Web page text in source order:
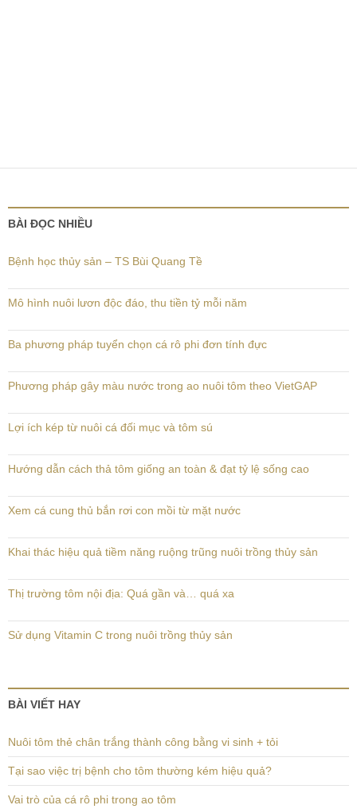
BÀI ĐỌC NHIỀU
Bệnh học thủy sản – TS Bùi Quang Tề
Mô hình nuôi lươn độc đáo, thu tiền tỷ mỗi năm
Ba phương pháp tuyển chọn cá rô phi đơn tính đực
Phương pháp gây màu nước trong ao nuôi tôm theo VietGAP
Lợi ích kép từ nuôi cá đối mục và tôm sú
Hướng dẫn cách thả tôm giống an toàn & đạt tỷ lệ sống cao
Xem cá cung thủ bắn rơi con mồi từ mặt nước
Khai thác hiệu quả tiềm năng ruộng trũng nuôi trồng thủy sản
Thị trường tôm nội địa: Quá gần và… quá xa
Sử dụng Vitamin C trong nuôi trồng thủy sản
BÀI VIẾT HAY
Nuôi tôm thẻ chân trắng thành công bằng vi sinh + tỏi
Tại sao việc trị bệnh cho tôm thường kém hiệu quả?
Vai trò của cá rô phi trong ao tôm